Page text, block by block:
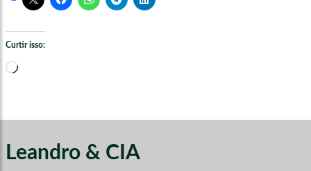
Curtir isso:
Carregando...
Leandro & CIA